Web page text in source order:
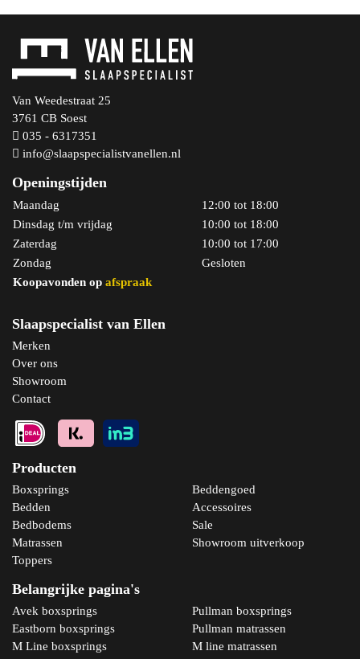
Van Weedestraat 25
3761 CB Soest
035 - 6317351
info@slaapspecialistvanellen.nl
Openingstijden
Maandag
12:00 tot 18:00
Dinsdag t/m vrijdag
10:00 tot 18:00
Zaterdag
10:00 tot 17:00
Zondag
Gesloten
Koopavonden op afspraak
Slaapspecialist van Ellen
Merken
Over ons
Showroom
Contact
Producten
Boxsprings
Bedden
Bedbodems
Matrassen
Toppers
Beddengoed
Accessoires
Sale
Showroom uitverkoop
Belangrijke pagina's
Avek boxsprings
Eastborn boxsprings
M Line boxsprings
Pullman boxsprings
Pullman matrassen
M line matrassen